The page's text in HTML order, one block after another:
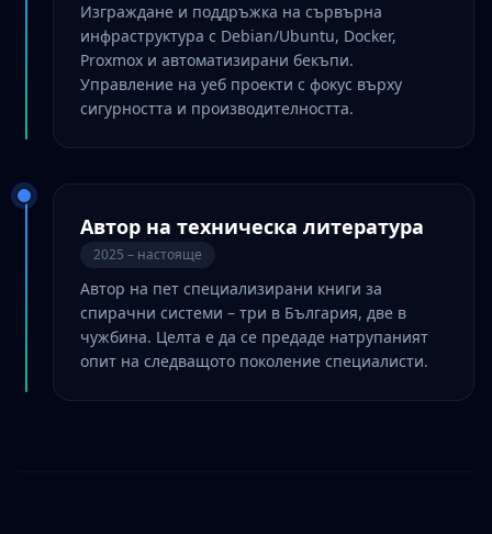
Изграждане и поддръжка на сървърна
инфраструктура с Debian/Ubuntu, Docker,
Proxmox и автоматизирани бекъпи.
Управление на уеб проекти с фокус върху
сигурността и производителността.
Автор на техническа литература
2025 – настояще
Автор на пет специализирани книги за
спирачни системи – три в България, две в
чужбина. Целта е да се предаде натрупаният
опит на следващото поколение специалисти.